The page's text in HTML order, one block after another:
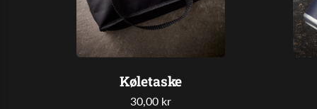
Køletaske
30,00 kr